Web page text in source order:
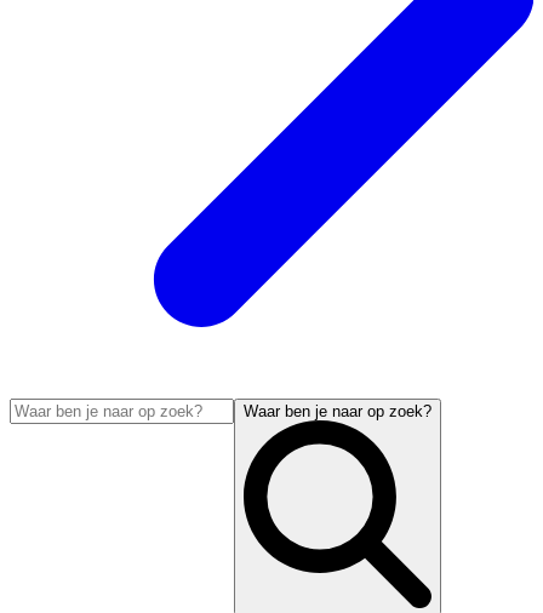
Waar ben je naar op zoek?